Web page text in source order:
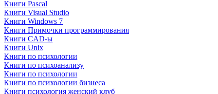
Книги Pascal
Книги Visual Studio
Книги Windows 7
Книги Примочки программирования
Книги CAD-ы
Книги Unix
Книги по психологии
Книги по психоанализу
Книги по психологии
Книги по психологии бизнеса
Книги психология женский клуб